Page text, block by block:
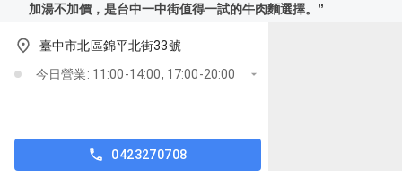
加湯不加價，是台中一中街值得一試的牛肉麵選擇。 ”
臺中市北區錦平北街33號
今日營業: 11:00-14:00, 17:00-20:00
0423270708